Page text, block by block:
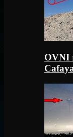
OVNI